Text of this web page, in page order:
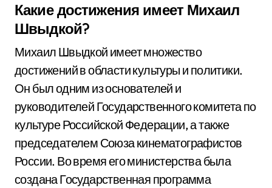
Какие достижения имеет Михаил
Швыдкой?
Михаил Швыдкой имеет множество
достижений в области культуры и политики.
Он был одним из основателей и
руководителей Государственного комитета по
культуре Российской Федерации, а также
председателем Союза кинематографистов
России. Во время его министерства была
создана Государственная программа